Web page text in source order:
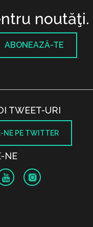
noutăţi.
ABONEAZĂ-TE
TWEET-URI
NE PE TWITTER
NE